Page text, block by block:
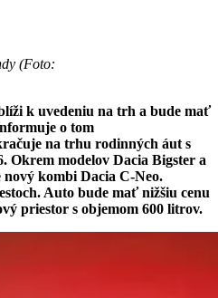
(Foto:
k uvedeniu na trh a bude mať
o tom
na trhu rodinných áut s
Okrem modelov Dacia Bigster a
kombi Dacia C-Neo.
Auto bude mať nižšiu cenu
priestor s objemom 600 litrov.